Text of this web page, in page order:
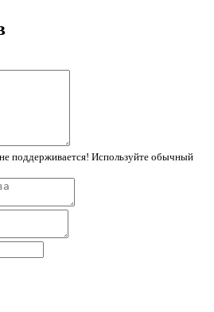
поддерживается! Используйте обычный